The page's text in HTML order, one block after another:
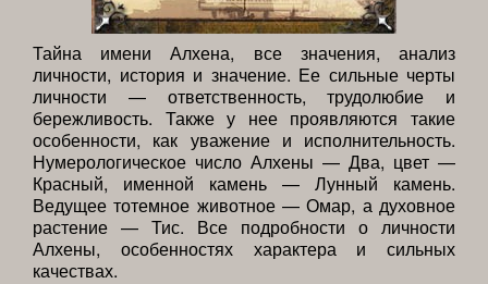
Тайна имени Алхена, все значения, анализ
личности, история и значение. Ее сильные черты
личности — ответственность, трудолюбие и
бережливость. Также у нее проявляются такие
особенности, как уважение и исполнительность.
Нумерологическое число Алхены — Два, цвет —
Красный, именной камень — Лунный камень.
Ведущее тотемное животное — Омар, а духовное
растение — Тис. Все подробности о личности
Алхены, особенностях характера и сильных
качествах.